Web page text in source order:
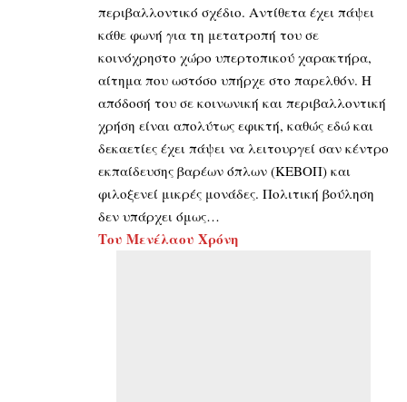
περιβαλλοντικό σχέδιο. Αντίθετα έχει πάψει
κάθε φωνή για τη μετατροπή του σε
κοινόχρηστο χώρο υπερτοπικού χαρακτήρα,
αίτημα που ωστόσο υπήρχε στο παρελθόν. Η
απόδοσή του σε κοινωνική και περιβαλλοντική
χρήση είναι απολύτως εφικτή, καθώς εδώ και
δεκαετίες έχει πάψει να λειτουργεί σαν κέντρο
εκπαίδευσης βαρέων όπλων (ΚΕΒΟΠ) και
φιλοξενεί μικρές μονάδες. Πολιτική βούληση
δεν υπάρχει όμως…
Του Μενέλαου Χρόνη